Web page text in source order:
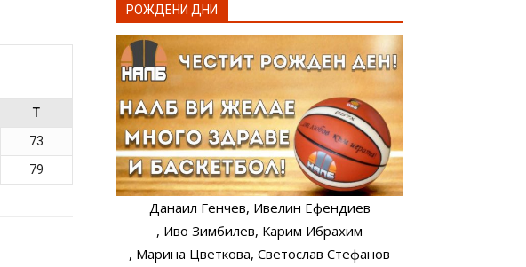
T
73
79
РОЖДЕНИ ДНИ
Данаил Генчев, Ивелин Ефендиев
, Иво Зимбилев, Карим Ибрахим
, Марина Цветкова, Светослав Стефанов